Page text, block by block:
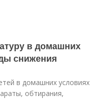
в домашних
снижения
в домашних условиях
обтирания,